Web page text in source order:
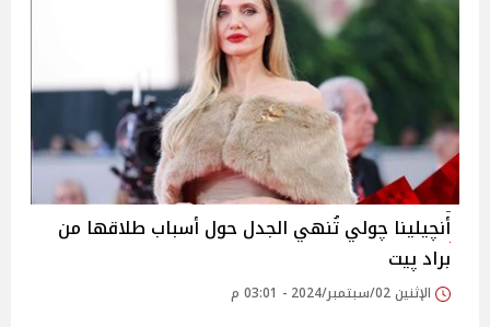
أنچيلينا چولي تُنهي الجدل حول أسباب طلاقها من
براد پيت
الإثنين 02/سبتمبر/2024 - 03:01 م